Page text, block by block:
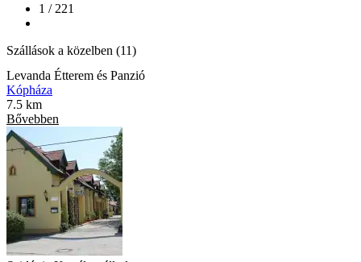
1 / 221
Szállások a közelben (11)
Levanda Étterem és Panzió
Kópháza
7.5 km
Bővebben